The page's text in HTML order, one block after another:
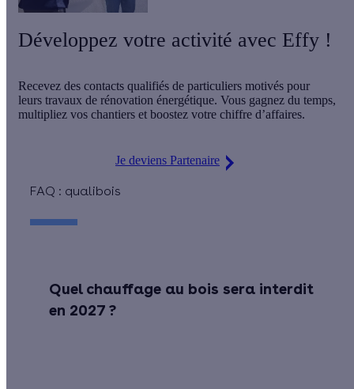
Développez votre activité avec Effy !
Recevez des contacts qualifiés de particuliers motivés pour
leurs travaux de rénovation énergétique. Vous gagnez du temps,
multipliez vos chantiers et boostez votre chiffre d’affaires.
Je deviens Partenaire
FAQ : qualibois
Quel chauffage au bois sera interdit
en 2027 ?